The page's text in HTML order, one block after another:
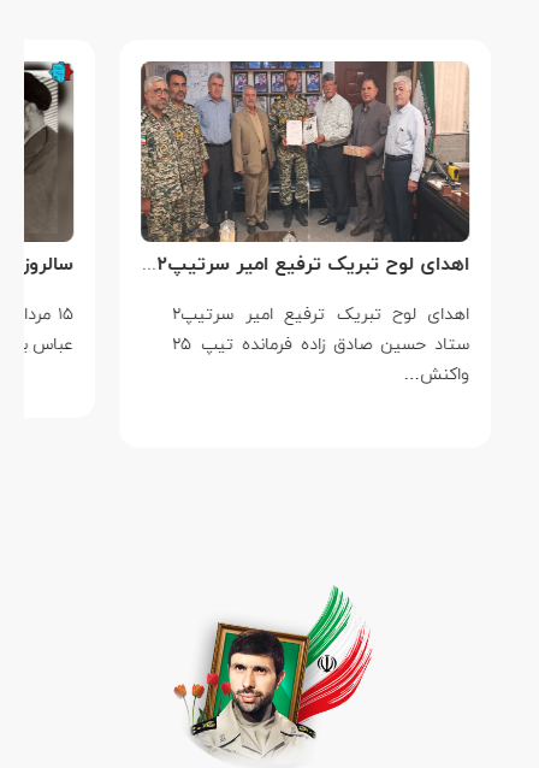
اهدای لوح تبریک ترفیع امیر سرتیپ۲ ستاد حسین صادق زاده فرمانده تیپ ۲۵ واکنش سریع شهید آبگون نزاجا مستقر در تبریز
اهدای لوح تبریک ترفیع امیر سرتیپ۲
ستاد حسین صادق زاده فرمانده تیپ ۲۵
واکنش…
۱۵
عباس بابایی